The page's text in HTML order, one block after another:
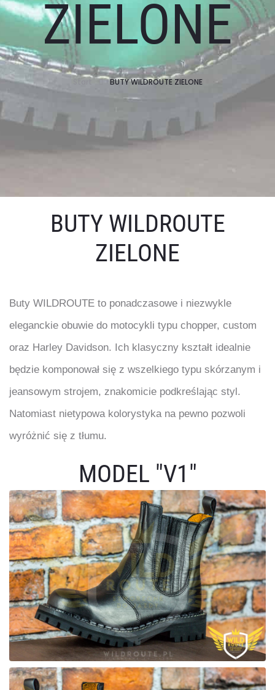
ZIELONE
BUTY WILDROUTE ZIELONE
BUTY WILDROUTE
ZIELONE
Buty WILDROUTE to ponadczasowe i niezwykle
eleganckie obuwie do motocykli typu chopper, custom
oraz Harley Davidson. Ich klasyczny kształt idealnie
będzie komponował się z wszelkiego typu skórzanym i
jeansowym strojem, znakomicie podkreślając styl.
Natomiast nietypowa kolorystyka na pewno pozwoli
wyróżnić się z tłumu.
MODEL "V1"